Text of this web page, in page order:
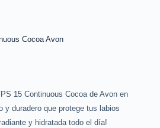
Cocoa Avon
15 Continuous Cocoa de Avon en
y duradero que protege tus labios
y hidratada todo el día!